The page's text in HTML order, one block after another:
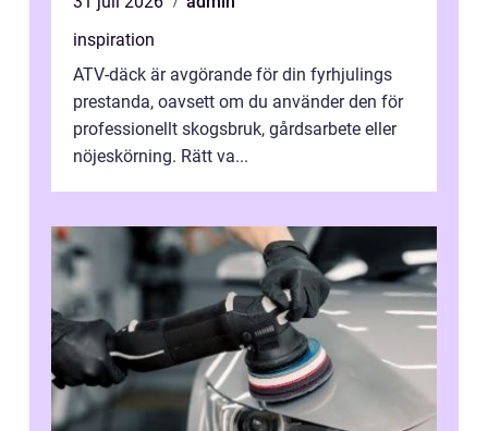
inspiration
ATV-däck är avgörande för din fyrhjulings
prestanda, oavsett om du använder den för
professionellt skogsbruk, gårdsarbete eller
nöjeskörning. Rätt va...